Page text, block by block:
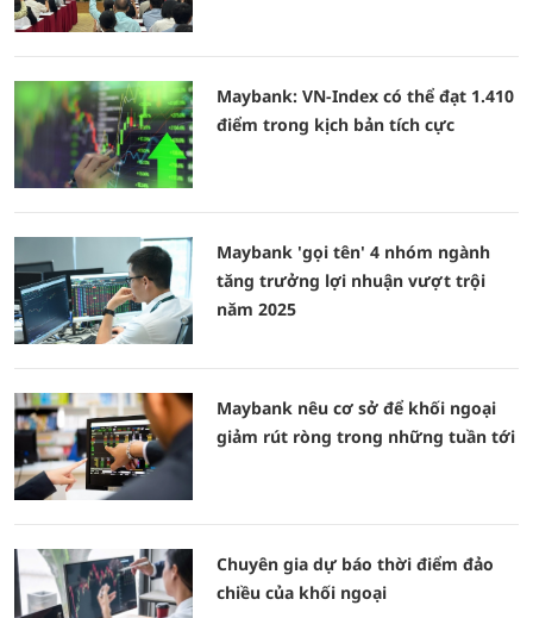
Maybank: VN-Index có thể đạt 1.410
điểm trong kịch bản tích cực
Maybank 'gọi tên' 4 nhóm ngành
tăng trưởng lợi nhuận vượt trội
năm 2025
Maybank nêu cơ sở để khối ngoại
giảm rút ròng trong những tuần tới
Chuyên gia dự báo thời điểm đảo
chiều của khối ngoại